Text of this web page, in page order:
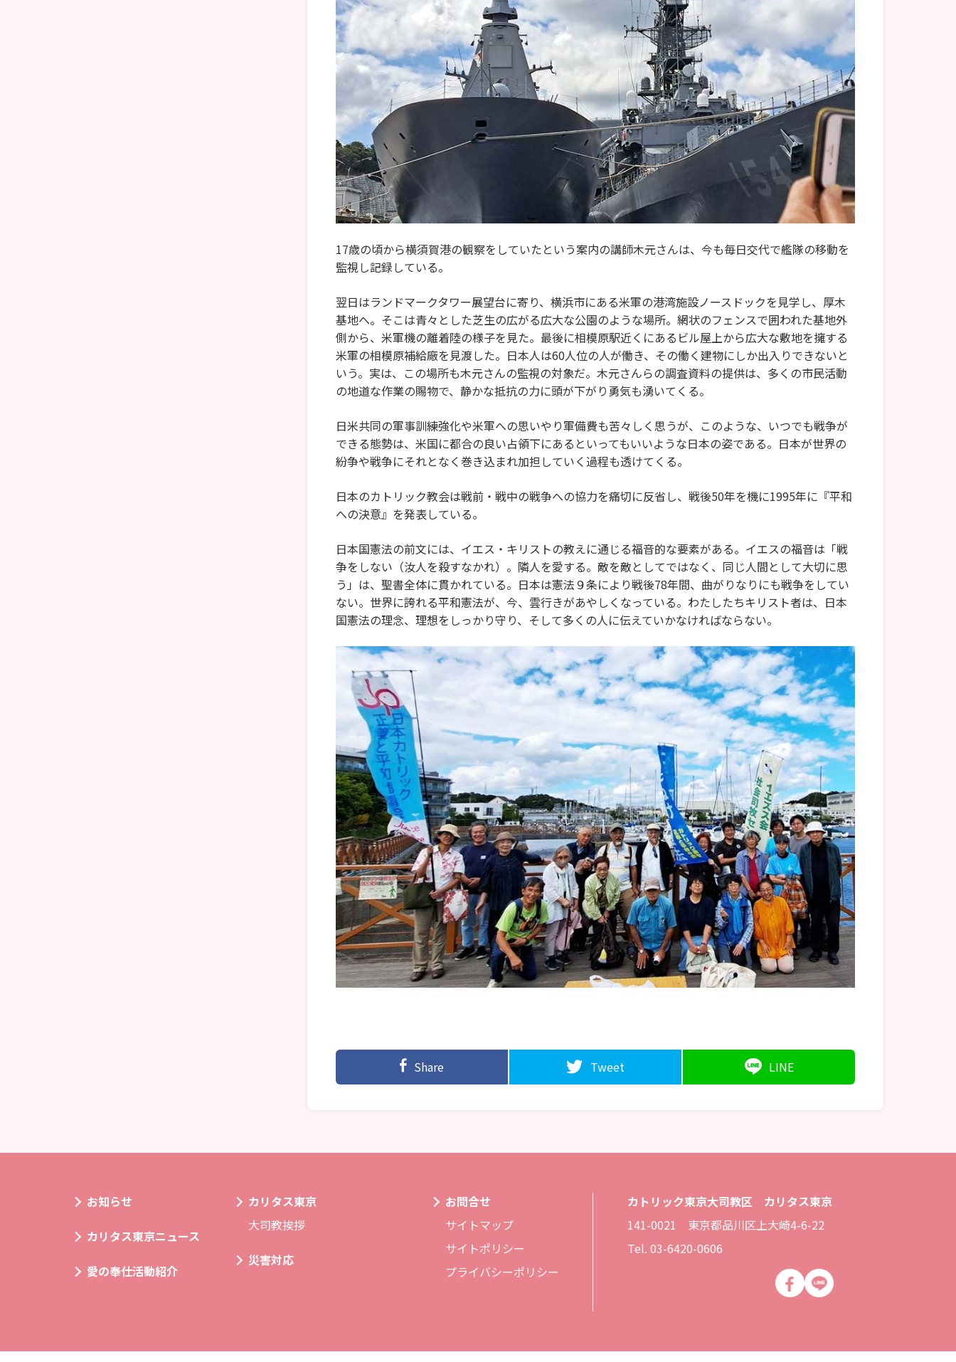
17歳の頃から横須賀港の観察をしていたという案内の講師木元さんは、今も毎日交代で艦隊の移動を
監視し記録している。
翌日はランドマークタワー展望台に寄り、横浜市にある米軍の港湾施設ノースドックを見学し、厚木
基地へ。そこは青々とした芝生の広がる広大な公園のような場所。網状のフェンスで囲われた基地外
側から、米軍機の離着陸の様子を見た。最後に相模原駅近くにあるビル屋上から広大な敷地を擁する
米軍の相模原補給廠を見渡した。日本人は60人位の人が働き、その働く建物にしか出入りできないと
いう。実は、この場所も木元さんの監視の対象だ。木元さんらの調査資料の提供は、多くの市民活動
の地道な作業の賜物で、静かな抵抗の力に頭が下がり勇気も湧いてくる。
日米共同の軍事訓練強化や米軍への思いやり軍備費も苦々しく思うが、このような、いつでも戦争が
できる態勢は、米国に都合の良い占領下にあるといってもいいような日本の姿である。日本が世界の
紛争や戦争にそれとなく巻き込まれ加担していく過程も透けてくる。
日本のカトリック教会は戦前・戦中の戦争への協力を痛切に反省し、戦後50年を機に1995年に『平和
への決意』を発表している。
日本国憲法の前文には、イエス・キリストの教えに通じる福音的な要素がある。イエスの福音は「戦
争をしない（汝人を殺すなかれ）。隣人を愛する。敵を敵としてではなく、同じ人間として大切に思
う」は、聖書全体に貫かれている。日本は憲法９条により戦後78年間、曲がりなりにも戦争をしてい
ない。世界に誇れる平和憲法が、今、雲行きがあやしくなっている。わたしたちキリスト者は、日本
国憲法の理念、理想をしっかり守り、そして多くの人に伝えていかなければならない。
Share Tweet LINE
お知らせ
カリタス東京ニュース
愛の奉仕活動紹介
カリタス東京
大司教挨拶
災害対応
お問合せ
サイトマップ
サイトポリシー
プライバシーポリシー
カトリック東京大司教区 カリタス東京
141-0021 東京都品川区上大崎4-6-22
Tel. 03-6420-0606